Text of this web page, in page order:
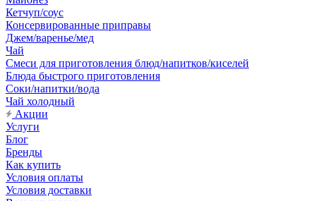
Кетчуп/соус
Консервированные приправы
Джем/варенье/мед
Чай
Смеси для приготовления блюд/напитков/киселей
Блюда быстрого приготовления
Соки/напитки/вода
Чай холодный
Акции
Услуги
Блог
Бренды
Как купить
Условия оплаты
Условия доставки